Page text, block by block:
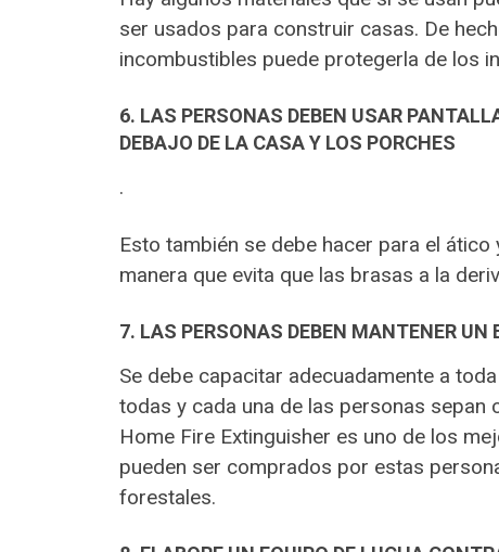
ser usados para construir casas. De
incombustibles puede protegerla de los
6. LAS PERSONAS DEBEN USAR
DEBAJO DE LA CASA Y LOS PORCHES
.
Esto también se debe hacer para el
manera que evita que las brasas a la
7. LAS PERSONAS DEBEN MANTENER
Se debe capacitar adecuadamente a
todas y cada una de las personas sepan
Home Fire Extinguisher es uno de los
pueden ser comprados por estas
forestales.